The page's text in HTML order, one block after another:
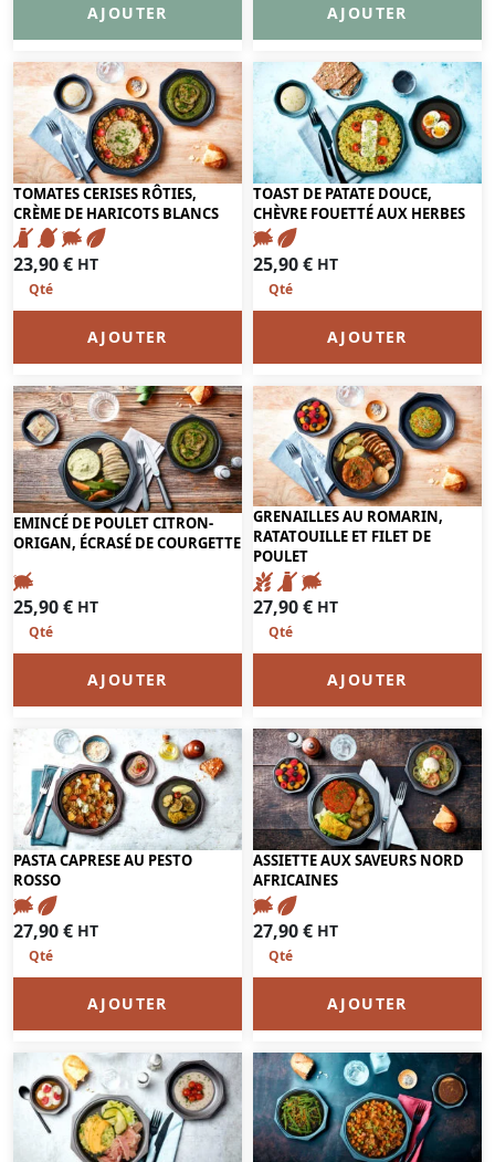
AJOUTER AJOUTER
TOMATES CERISES RÔTIES,
CRÈME DE HARICOTS BLANCS
23,90€ HT
AJOUTER
TOAST DE PATATE DOUCE,
CHÈVRE FOUETTÉ AUX HERBES
25,90€ HT
AJOUTER
EMINCÉ DE POULET CITRON-
ORIGAN, ÉCRASÉ DE COURGETTE
25,90€ HT
AJOUTER
GRENAILLES AU ROMARIN,
RATATOUILLE ET FILET DE
POULET
27,90€ HT
AJOUTER
PASTA CAPRESE AU PESTO
ROSSO
27,90€ HT
AJOUTER
ASSIETTE AUX SAVEURS NORD
AFRICAINES
27,90€ HT
AJOUTER